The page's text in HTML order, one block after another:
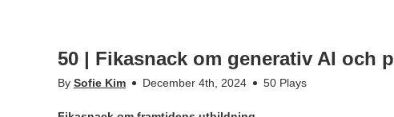
50 | Fikasnack om generativ AI och
By Sofie Kim December 4th, 2024 50 Plays